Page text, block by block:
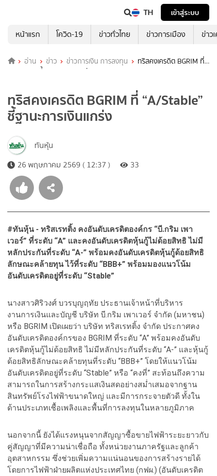
TH
เข้าสู่ระบบ
หน้าแรก
โควิด-19 ข่าวทั่วไทย ข่าวการเมือง ข่าว
อ่าน ข่าว ข่าวการเงิน การลงทุน
ทริสคงเครดิต BGRIM ที่
“A/Stable” ชี้ฐานะการเงินแกร่ง
ทริสคงเครดิต BGRIM ที่ “A/Stable”
ชี้ฐานะการเงินแกร่ง
ทันหุ้น
26 พฤษภาคม 2569 ( 12:37 )
33
#ทันหุ้น - ทริสเรทติ้ง คงอันดับเครดิตองค์กร “บี.กริม เพา
เวอร์” ที่ระดับ “A” และคงอันดับเครดิตหุ้นกู้ไม่ด้อยสิทธิ ไม่มี
หลักประกันที่ระดับ “A-” พร้อมคงอันดับเครดิตหุ้นกู้ด้อยสิทธิ
ลักษณะคล้ายทุน ไว้ที่ระดับ “BBB+” พร้อมมองแนวโน้ม
อันดับเครดิตอยู่ที่ระดับ “Stable”
นางสาวศิริวงศ์ บวรบุญฤทัย ประธานเจ้าหน้าที่บริหาร
งานการเงินและบัญชี บริษัท บี.กริม เพาเวอร์ จำกัด (มหาชน)
หรือ BGRIM เปิดเผยว่า บริษัท ทริสเรทติ้ง จำกัด ประกาศคง
อันดับเครดิตองค์กรของ BGRIM ที่ระดับ “A” พร้อมคงอันดับ
เครดิตหุ้นกู้ไม่ด้อยสิทธิ ไม่มีหลักประกันที่ระดับ “A-” และหุ้นกู้
ด้อยสิทธิลักษณะคล้ายทุนที่ระดับ “BBB+” โดยให้แนวโน้ม
อันดับเครดิตอยู่ที่ระดับ “Stable” หรือ “คงที่” สะท้อนถึงความ
สามารถในการสร้างกระแสเงินสดอย่างสม่ำเสมอจากฐาน
สินทรัพย์โรงไฟฟ้าขนาดใหญ่ และมีการกระจายตัวดี ทั้งใน
ด้านประเภทเชื้อเพลิงและพื้นที่การลงทุนในหลายภูมิภาค
นอกจากนี้ ยังได้แรงหนุนจากสัญญาซื้อขายไฟฟ้าระยะยาวกับ
คู่สัญญาที่มีความน่าเชื่อถือ ทั้งหน่วยงานภาครัฐและลูกค้า
อุตสาหกรรม ซึ่งช่วยเพิ่มความแน่นอนของการสร้างรายได้
โดยการไฟฟ้าฝ่ายผลิตแห่งประเทศไทย (กฟผ.) (อันดับเครดิต